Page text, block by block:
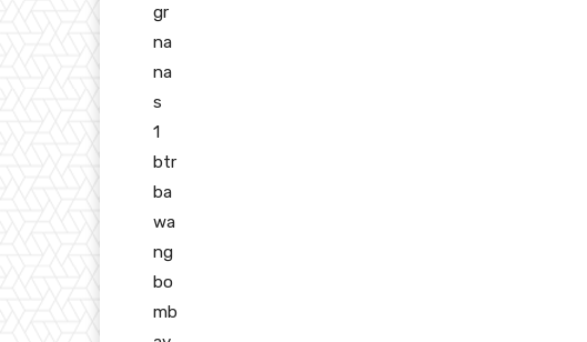
gr
na
na
s
1
btr
ba
wa
ng
bo
mb